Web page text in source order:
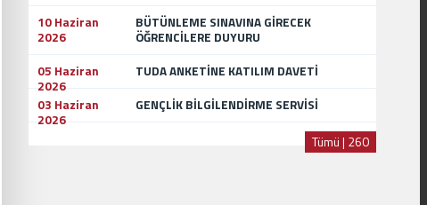
10 Haziran
2026
BÜTÜNLEME SINAVINA GİRECEK
ÖĞRENCİLERE DUYURU
05 Haziran
2026
TUDA ANKETİNE KATILIM DAVETİ
03 Haziran
2026
GENÇLİK BİLGİLENDİRME SERVİSİ
Tümü | 260